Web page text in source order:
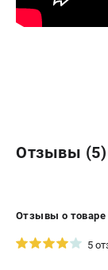
Отзывы (5)
Отзывы о товаре
5